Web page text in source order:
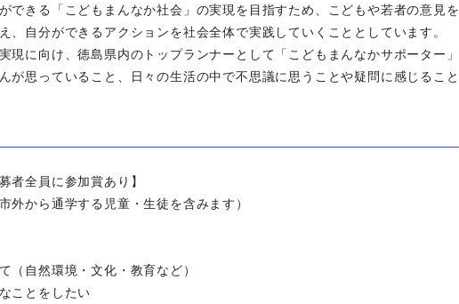
きる「こどもまんなか社会」の実現を目指すため、こどもや若者の意見を
自分ができるアクションを社会全体で実践していくこととしています。
に向け、徳島県内のトップランナーとして「こどもまんなかサポーター」
が思っていること、日々の生活の中で不思議に思うことや疑問に感じること
募者全員に参加賞あり】
外から通学する児童・生徒を含みます）
環境・文化・教育など）
とをしたい